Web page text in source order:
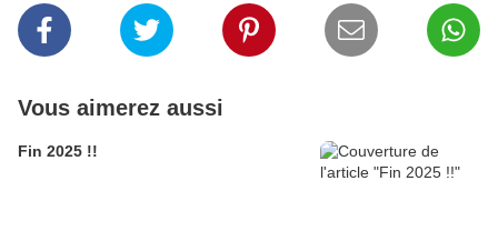
Vous aimerez aussi
Fin 2025 !!